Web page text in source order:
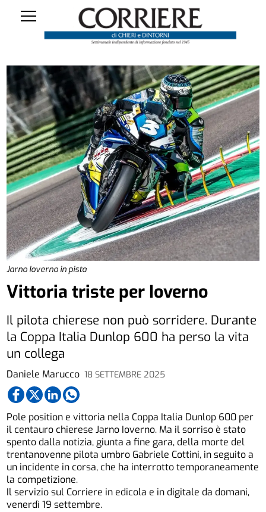
Jarno Ioverno in pista
Daniele Marucco 18 SETTEMBRE 2025
Vittoria triste per Ioverno
Il pilota chierese non può sorridere. Durante
la Coppa Italia Dunlop 600 ha perso la vita
un collega
Pole position e vittoria nella Coppa Italia Dunlop 600 per
il centauro chierese Jarno Ioverno. Ma il sorriso è stato
spento dalla notizia, giunta a fine gara, della morte del
trentanovenne pilota umbro Gabriele Cottini, in seguito a
un incidente in corsa, che ha interrotto temporaneamente
la competizione.
Il servizio sul Corriere in edicola e in digitale da domani,
venerdì 19 settembre.